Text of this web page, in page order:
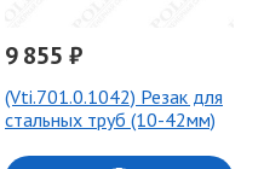
9 855 ₽
(Vti.701.0.1042) Резак для
стальных труб (10-42мм)